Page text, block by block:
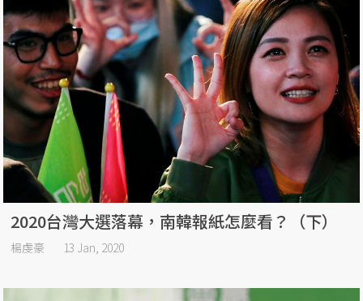
2020台灣大選落幕，南韓報紙怎麼看？（下）
楊虔豪 13 Jan, 2020